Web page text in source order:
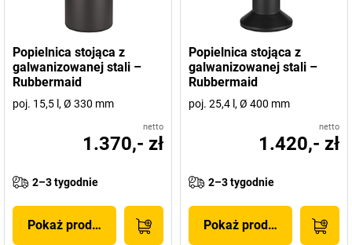
Popielnica stojąca z
galwanizowanej stali –
Rubbermaid
poj. 15,5 l, Ø 330 mm
netto
1.370,- zł
2–3 tygodnie
Pokaż produkt
Popielnica stojąca z
galwanizowanej stali –
Rubbermaid
poj. 25,4 l, Ø 400 mm
netto
1.420,- zł
2–3 tygodnie
Pokaż produkt